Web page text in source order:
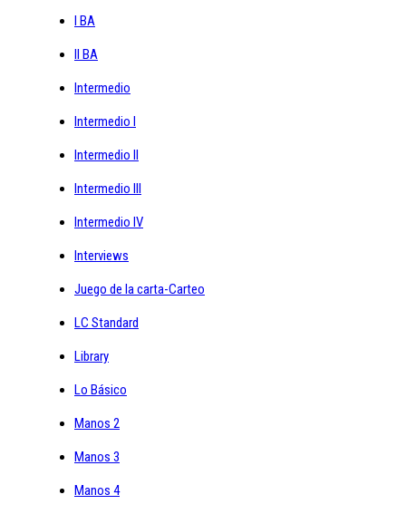
I BA
II BA
Intermedio
Intermedio I
Intermedio II
Intermedio III
Intermedio IV
Interviews
Juego de la carta-Carteo
LC Standard
Library
Lo Básico
Manos 2
Manos 3
Manos 4